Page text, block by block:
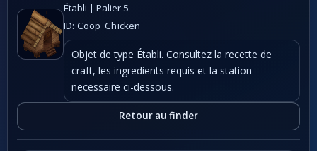
Établi | Palier 5
ID: Coop_Chicken
Objet de type Établi. Consultez la recette de
craft, les ingredients requis et la station
necessaire ci-dessous.
Retour au finder